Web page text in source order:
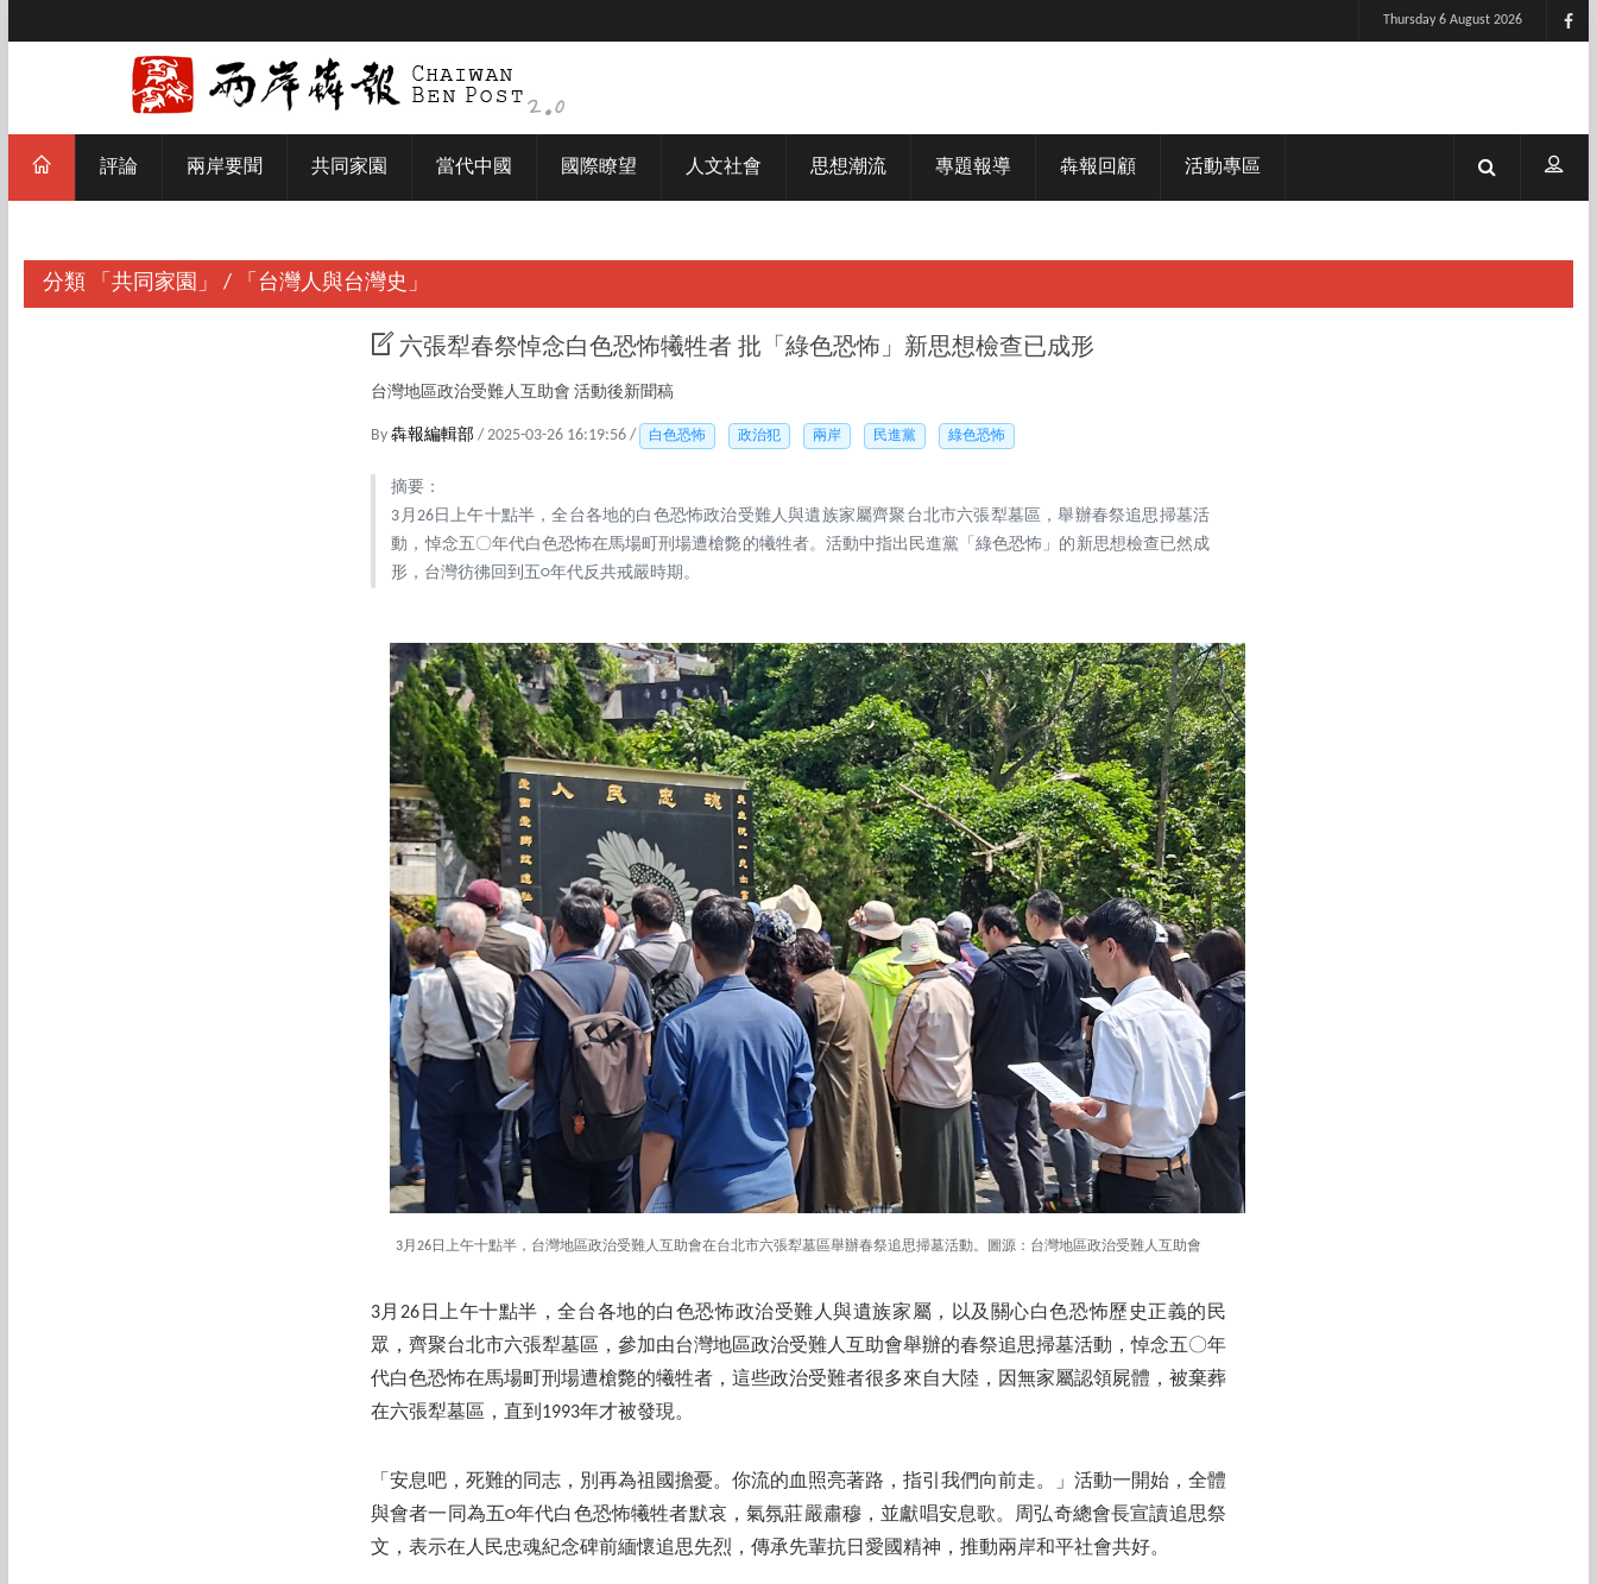
Thursday 6 August 2026
評論 兩岸要聞 共同家園 當代中國 國際瞭望 人文社會 思想潮流 專題報導 犇報回顧 活動專區
分類 「共同家園」 / 「台灣人與台灣史」
六張犁春祭悼念白色恐怖犧牲者 批「綠色恐怖」新思想檢查已成形
台灣地區政治受難人互助會 活動後新聞稿
By 犇報編輯部 / 2025-03-26 16:19:56 / 白色恐怖 政治犯 兩岸 民進黨 綠色恐怖
摘要：
3月26日上午十點半，全台各地的白色恐怖政治受難人與遺族家屬齊聚台北市六張犁墓區，舉辦春祭追思掃墓活
動，悼念五〇年代白色恐怖在馬場町刑場遭槍斃的犧牲者。活動中指出民進黨「綠色恐怖」的新思想檢查已然成
形，台灣彷彿回到五○年代反共戒嚴時期。
3月26日上午十點半，台灣地區政治受難人互助會在台北市六張犁墓區舉辦春祭追思掃墓活動。圖源：台灣地區政治受難人互助會
3月26日上午十點半，全台各地的白色恐怖政治受難人與遺族家屬，以及關心白色恐怖歷史正義的民
眾，齊聚台北市六張犁墓區，參加由台灣地區政治受難人互助會舉辦的春祭追思掃墓活動，悼念五〇年
代白色恐怖在馬場町刑場遭槍斃的犧牲者，這些政治受難者很多來自大陸，因無家屬認領屍體，被棄葬
在六張犁墓區，直到1993年才被發現。
「安息吧，死難的同志，別再為祖國擔憂。你流的血照亮著路，指引我們向前走。」活動一開始，全體
與會者一同為五○年代白色恐怖犧牲者默哀，氣氛莊嚴肅穆，並獻唱安息歌。周弘奇總會長宣讀追思祭
文，表示在人民忠魂紀念碑前緬懷追思先烈，傳承先輩抗日愛國精神，推動兩岸和平社會共好。